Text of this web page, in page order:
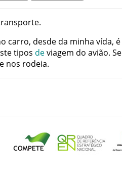
.
carro, desde da minha vída, é
tipos deviagem do avião. Se
nos rodeia.